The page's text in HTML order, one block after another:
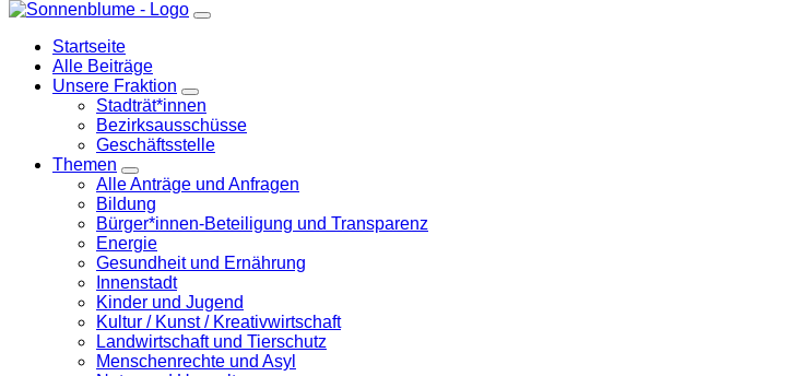
Startseite
Alle Beiträge
Unsere Fraktion
Zeige
Untermenü
Stadträt*innen
Bezirksausschüsse
Geschäftsstelle
Themen
Zeige
Untermenü
Alle Anträge und Anfragen
Bildung
Bürger*innen-Beteiligung und Transparenz
Energie
Gesundheit und Ernährung
Innenstadt
Kinder und Jugend
Kultur / Kunst / Kreativwirtschaft
Landwirtschaft und Tierschutz
Menschenrechte und Asyl